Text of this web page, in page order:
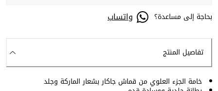
بحاجة إلى مساعدة؟ واتساب
تفاصيل المنتج
خامة الجزء العلوي من قماش جاكار بشعار الماركة وجلد